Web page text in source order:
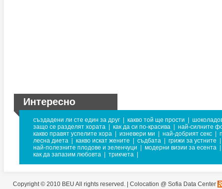
Интересно
създадени ли сте един за друг какво той ще прости
защо се разделят хората
как да си по-красива
най-силните
какво правят успелите хора
изневери ми най-добрият секс
лесна диета
какво искат жените съдбата грижи за устните
най-полезните плодове и зеленчуци
модерни визии за есента
как да запазим любовта
трикчета
Copyright © 2010 BEU All rights reserved. | Colocation @ Sofia Data Center